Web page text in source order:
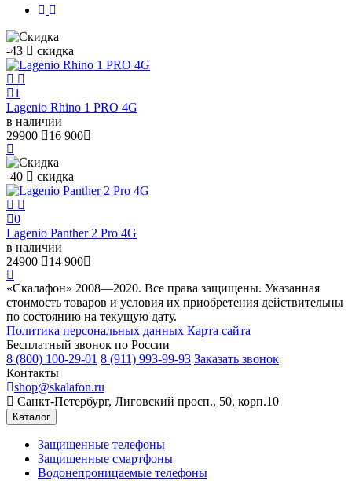
-43 скидка
1
Lagenio Rhino 1 PRO 4G
в наличии
29900
16 900
-40 скидка
0
Lagenio Panther 2 Pro 4G
в наличии
24900
14 900
«Скалафон» 2008—2020. Все права защищены. Указанная
стоимость товаров и условия их приобретения действительны
по состоянию на текущую дату.
Политика персональных данных Карта сайта
Бесплатный звонок по России
8 (800) 100-29-01 8 (911) 993-99-93 Заказать звонок
Контакты
shop@skalafon.ru
Санкт-Петербург, Лиговский просп., 50, корп.10
Каталог
Защищенные телефоны
Защищенные смартфоны
Водонепроницаемые телефоны